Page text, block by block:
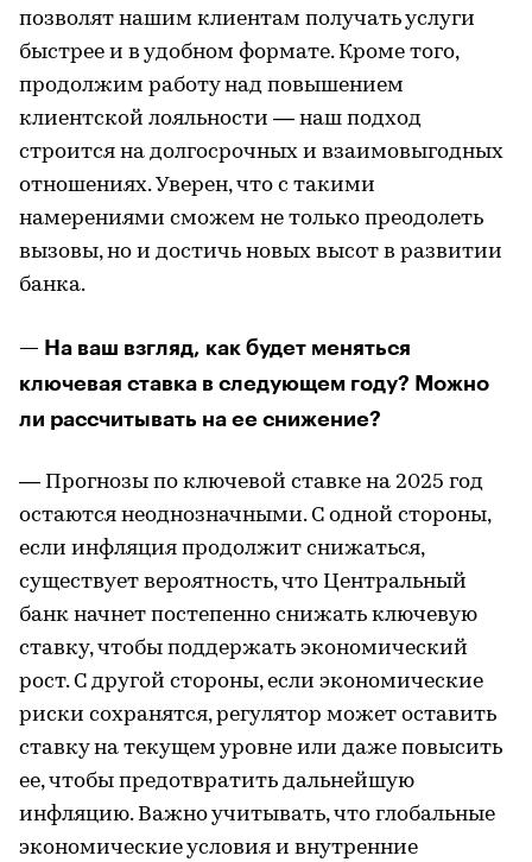
позволят нашим клиентам получать услуги
быстрее и в удобном формате. Кроме того,
продолжим работу над повышением
клиентской лояльности — наш подход
строится на долгосрочных и взаимовыгодных
отношениях. Уверен, что с такими
намерениями сможем не только преодолеть
вызовы, но и достичь новых высот в развитии
банка.
— На ваш взгляд, как будет меняться
ключевая ставка в следующем году? Можно
ли рассчитывать на ее снижение?
— Прогнозы по ключевой ставке на 2025 год
остаются неоднозначными. С одной стороны,
если инфляция продолжит снижаться,
существует вероятность, что Центральный
банк начнет постепенно снижать ключевую
ставку, чтобы поддержать экономический
рост. С другой стороны, если экономические
риски сохранятся, регулятор может оставить
ставку на текущем уровне или даже повысить
ее, чтобы предотвратить дальнейшую
инфляцию. Важно учитывать, что глобальные
экономические условия и внутренние